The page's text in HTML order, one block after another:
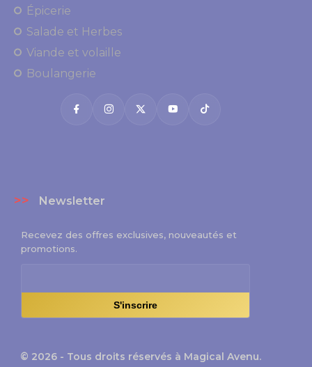
Épicerie
Salade et Herbes
Viande et volaille
Boulangerie
>> Newsletter
Recevez des offres exclusives, nouveautés et
promotions.
S'inscrire
© 2026 - Tous droits réservés à Magical Avenu.